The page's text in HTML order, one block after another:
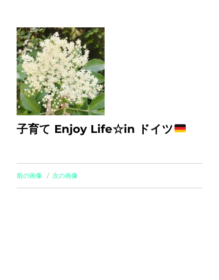
子育て Enjoy Life☆in ドイツ
前の画像 次の画像